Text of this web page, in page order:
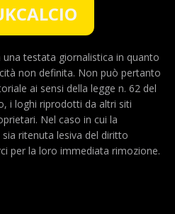
testata giornalistica in quanto
non definita. Non può pertanto
ai sensi della legge n. 62 del
i loghi riprodotti da altri siti
Nel caso in cui la
ritenuta lesiva del diritto
per la loro immediata rimozione.